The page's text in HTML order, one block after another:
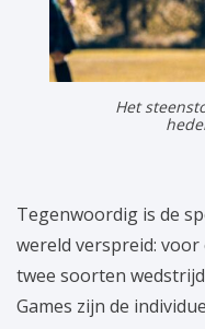
Het
Tegenwoordig is de
wereld verspreid: voor
twee soorten
Games zijn de